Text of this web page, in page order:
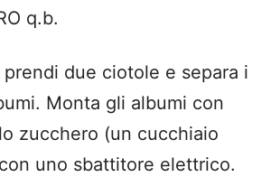
q.b.
due ciotole e separa i
Monta gli albumi con
zucchero (un cucchiaio
uno sbattitore elettrico.